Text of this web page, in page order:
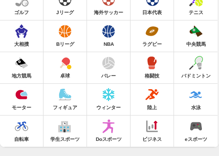
ゴルフ Jリーグ 海外サッカー 日本代表 テニス
大相撲 Bリーグ NBA ラグビー 中央競馬
地方競馬 卓球 バレー 格闘技 バドミントン
モーター フィギュア ウィンター 陸上 水泳
自転車 学生スポーツ Doスポーツ ビジネス eスポーツ